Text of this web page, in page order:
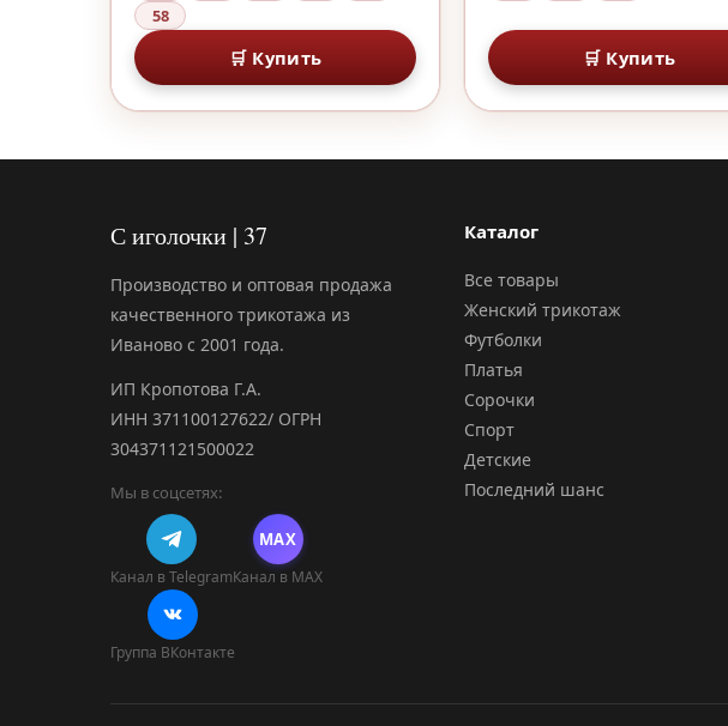
58
🛒 Купить 🛒 Купить
С иголочки | 37
Производство и оптовая продажа
качественного трикотажа из
Иваново с 2001 года.
ИП Кропотова Г.А.
ИНН 371100127622/ ОГРН
304371121500022
Мы в соцсетях:
Канал в Telegram
MAX
Канал в MAX
Группа ВКонтакте
Каталог
Все товары
Женский трикотаж
Футболки
Платья
Сорочки
Спорт
Детские
Последний шанс